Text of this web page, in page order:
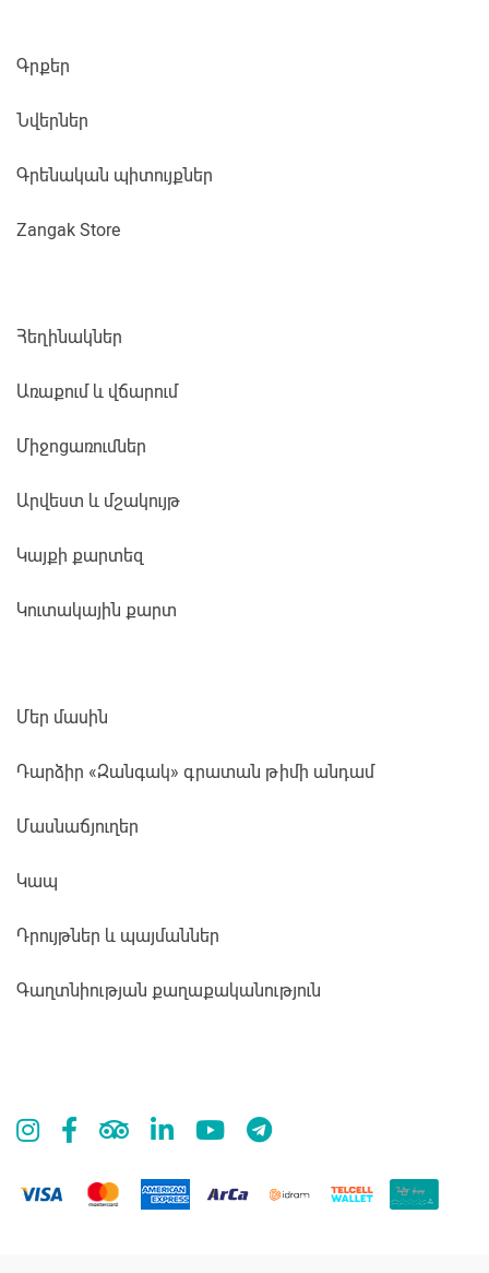
Գրքեր
Նվերներ
Գրենական պիտույքներ
Zangak Store
Հեղինակներ
Առաքում և վճարում
Միջոցառումներ
Արվեստ և մշակույթ
Կայքի քարտեզ
Կուտակային քարտ
Մեր մասին
Դարձիր «Զանգակ» գրատան թիմի անդամ
Մասնաճյուղեր
Կապ
Դրույթներ և պայմաններ
Գաղտնիության քաղաքականություն